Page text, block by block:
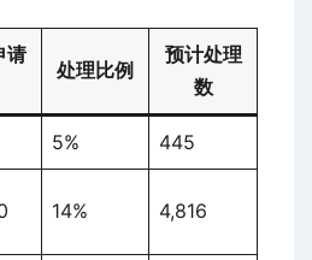
请
处理比例
预计处理
数
5% 445
14% 4,816